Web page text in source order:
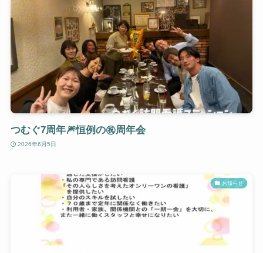
つむぐ7周年🎆恒例の㊗️周年会
2026年6月5日
お知らせ